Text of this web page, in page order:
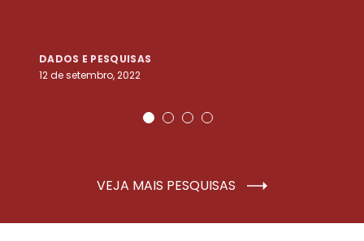
DADOS E PESQUISAS
12 de setembro, 2022
VEJA MAIS PESQUISAS